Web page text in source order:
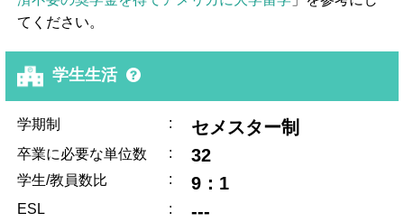
てください。
学生生活
学期制 : セメスター制
卒業に必要な単位数 : 32
学生/教員数比 : 9：1
ESL : ---